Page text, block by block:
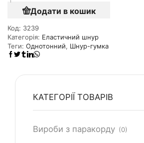
Додати в кошик
Код: 3239
Категорія: Еластичний шнур
Теги: Однотонний, Шнур-гумка
КАТЕГОРІЇ ТОВАРІВ
Вироби з паракорду (0)